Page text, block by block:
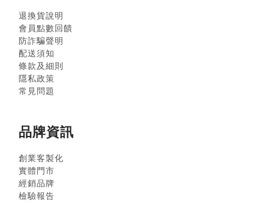
退換貨說明
會員點數回饋
防詐騙聲明
配送須知
條款及細則
隱私政策
常見問題
品牌資訊
創業客製化
實體門市
經銷品牌
檢驗報告